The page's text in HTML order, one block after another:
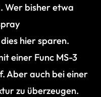
Wer bisher etwa
hier sparen.
einer Func MS-3
Aber auch bei einer
zu überzeugen.